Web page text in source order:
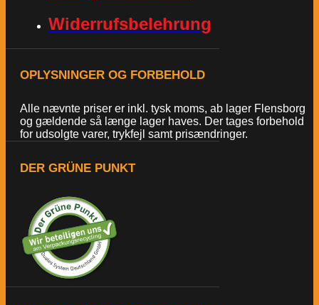
Widerrufsbelehrung
OPLYSNINGER OG FORBEHOLD
Alle nævnte priser er inkl. tysk moms, ab lager Flensborg
og gældende så længe lager haves. Der tages forbehold
for udsolgte varer, trykfejl samt prisændringer.
DER GRÜNE PUNKT